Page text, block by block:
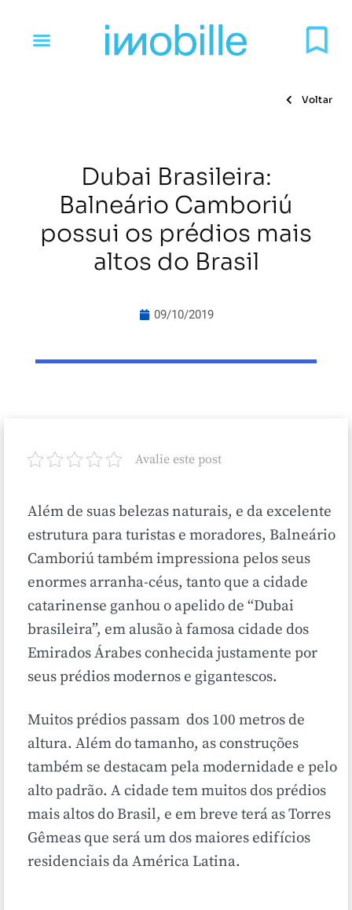
Voltar
Dubai Brasileira:
Balneário Camboriú
possui os prédios mais
altos do Brasil
09/10/2019
Avalie este post
Além de suas belezas naturais, e da excelente
estrutura para turistas e moradores, Balneário
Camboriú também impressiona pelos seus
enormes arranha-céus, tanto que a cidade
catarinense ganhou o apelido de “Dubai
brasileira”, em alusão à famosa cidade dos
Emirados Árabes conhecida justamente por
seus prédios modernos e gigantescos.
Muitos prédios passam dos 100 metros de
altura. Além do tamanho, as construções
também se destacam pela modernidade e pelo
alto padrão. A cidade tem muitos dos prédios
mais altos do Brasil, e em breve terá as Torres
Gêmeas que será um dos maiores edifícios
residenciais da América Latina.